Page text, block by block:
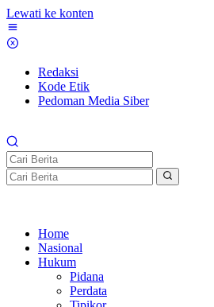
Lewati ke konten
Redaksi
Kode Etik
Pedoman Media Siber
Home
Nasional
Hukum
Pidana
Perdata